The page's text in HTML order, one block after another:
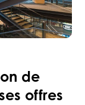
de
offres